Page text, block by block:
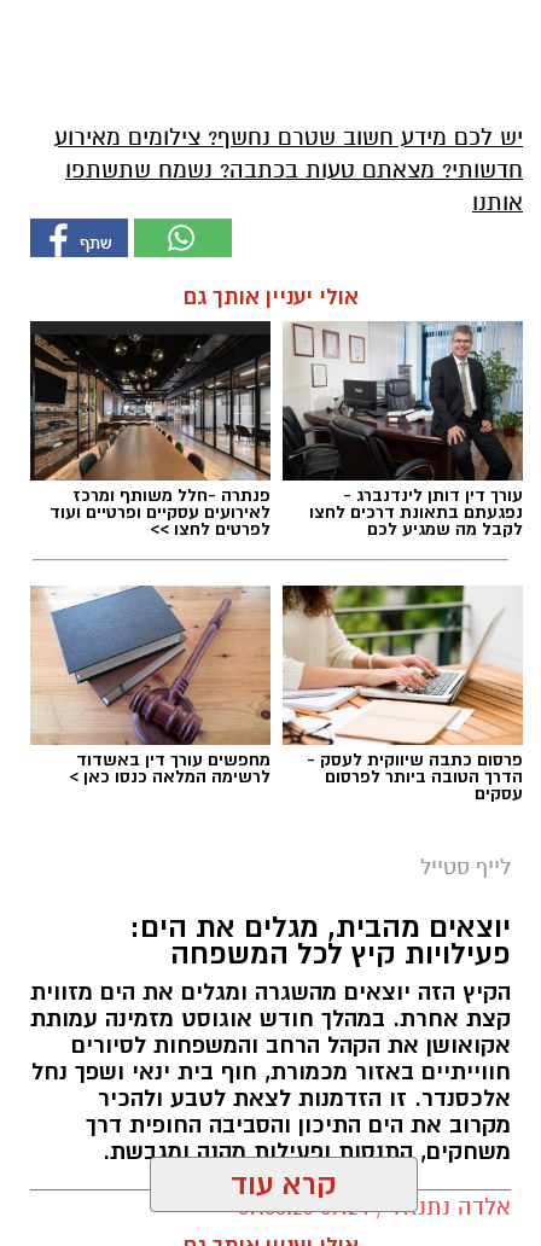
יש לכם מידע חשוב שטרם נחשף? צילומים מאירוע
חדשותי? מצאתם טעות בכתבה? נשמח שתשתפו
אותנו
אולי יעניין אותך גם
עורך דין דותן לינדנברג -
נפגעתם בתאונת דרכים לחצו
לקבל מה שמגיע לכם
פנתרה -חלל משותף ומרכז
לאירועים עסקיים ופרטיים ועוד
לפרטים לחצו >>
פרסום כתבה שיווקית לעסק -
הדרך הטובה ביותר לפרסום
עסקים
מחפשים עורך דין באשדוד
לרשימה המלאה כנסו כאן >
לייף סטייל
יוצאים מהבית, מגלים את הים:
פעילויות קיץ לכל המשפחה
הקיץ הזה יוצאים מהשגרה ומגלים את הים מזווית
קצת אחרת. במהלך חודש אוגוסט מזמינה עמותת
אקואושן את הקהל הרחב והמשפחות לסיורים
חווייתיים באזור מכמורת, חוף בית ינאי ושפך נחל
אלכסנדר. זו הזדמנות לצאת לטבע ולהכיר
מקרוב את הים התיכון והסביבה החופית דרך
משחקים, התנסות ופעילות מהנה ומגבשת.
אלדה נתנאל / 09:24 07.08.26
קרא עוד